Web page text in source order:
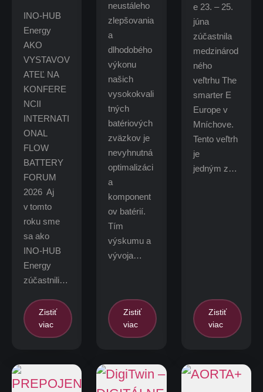
INO-HUB
Energy
AKO
VYSTAVOV
ATEĽ NA
KONFERE
NCII
INTERNATI
ONAL
FLOW
BATTERY
FORUM
2026 Aj
v tomto
roku sme
sa ako
INO-HUB
Energy
zúčastnili…
Zistiť
viac
neustáleho
zlepšovania
a
dlhodobého
výkonu
našich
vysokokvali
tných
batériových
zväzkov je
nevyhnutná
optimalizáci
a
komponent
ov batérií.
Tím
výskumu a
vývoja…
Zistiť
viac
e 23. – 25.
júna
zúčastnila
medzinárod
ného
veľtrhu The
smarter E
Europe v
Mníchove.
Tento veľtrh
je
jedným z…
Zistiť
viac